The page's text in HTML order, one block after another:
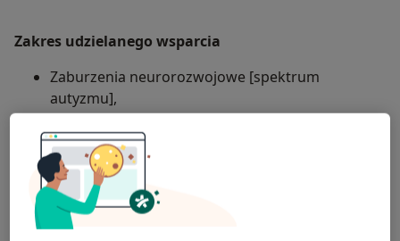
Zakres udzielanego wsparcia
Zaburzenia neurorozwojowe [spektrum
autyzmu],
Zaburzenia nastroju,
ChAD (Choroba afektywna dwubiegunowa),
Zaburzenia lękowe,